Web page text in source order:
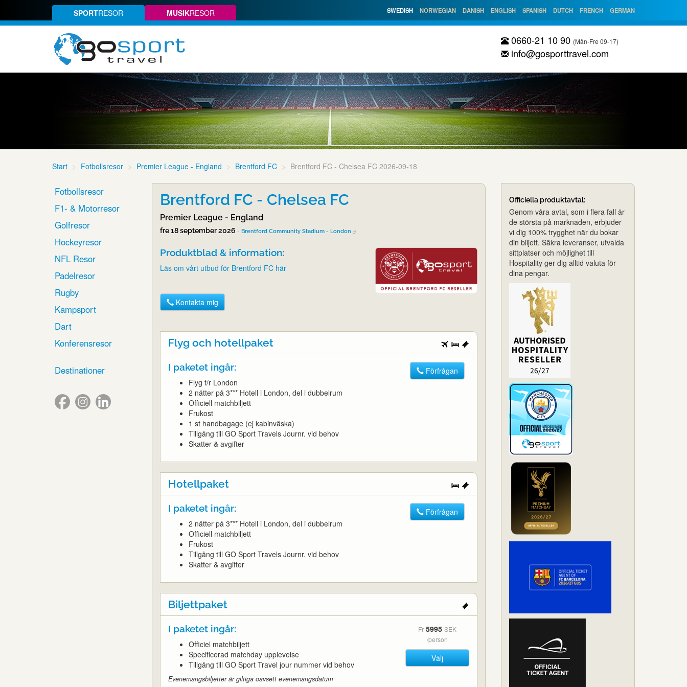
SPORTRESOR MUSIKRESOR SWEDISH NORWEGIAN DANISH ENGLISH SPANISH DUTCH FRENCH GERMAN
0660-21 10 90 (Mån-Fre 09-17)
info@gosporttravel.com
Start Fotbollsresor Premier League - England Brentford FC Brentford FC - Chelsea FC 2026-09-18
Fotbollsresor
F1- & Motorresor
Golfresor
Hockeyresor
NFL Resor
Padelresor
Rugby
Kampsport
Dart
Konferensresor
Destinationer
Brentford FC - Chelsea FC
Premier League - England
fre 18 september 2026 - Brentford Community Stadium - London
Produktblad & information:
Läs om vårt utbud för Brentford FC här
Kontakta mig
Flyg och hotellpaket
I paketet ingår:
Flyg t/r London
2 nätter på 3*** Hotell i London, del i dubbelrum
Officiell matchbiljett
Frukost
1 st handbagage (ej kabinväska)
Tillgång till GO Sport Travels Journr. vid behov
Skatter & avgifter
Förfrågan
Hotellpaket
I paketet ingår:
2 nätter på 3*** Hotell i London, del i dubbelrum
Officiell matchbiljett
Frukost
Tillgång till GO Sport Travels Journr. vid behov
Skatter & avgifter
Förfrågan
Biljettpaket
I paketet ingår:
Officiel matchbiljett
Specificerad matchday upplevelse
Tillgång till GO Sport Travel jour nummer vid behov
Evenemangsbiljetter är giltiga oavsett evenemangsdatum
Fr 5995 SEK
/person
Välj
Officiella produktavtal:
Genom våra avtal, som i flera fall är
de största på marknaden, erbjuder
vi dig 100% trygghet när du bokar
din biljett. Säkra leveranser, utvalda
sittplatser och möjlighet till
Hospitality ger dig alltid valuta för
dina pengar.